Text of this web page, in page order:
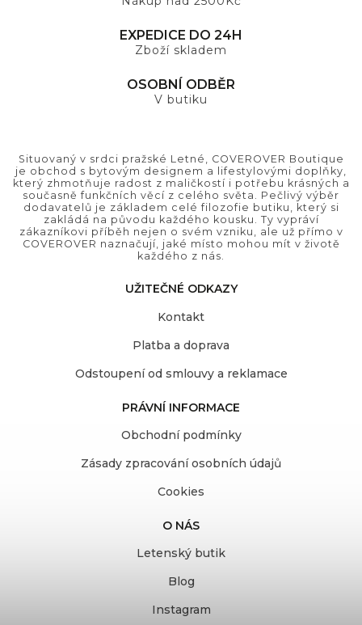
EXPEDICE DO 24H
Zboží skladem
OSOBNÍ ODBĚR
V butiku
Situovaný v srdci pražské Letné, COVEROVER Boutique
je obchod s bytovým designem a lifestylovými doplňky,
který zhmotňuje radost z maličkostí i potřebu krásných a
současně funkčních věcí z celého světa. Pečlivý výběr
dodavatelů je základem celé filozofie butiku, který si
zakládá na původu každého kousku. Ty vypráví
zákazníkovi příběh nejen o svém vzniku, ale už přímo v
COVEROVER naznačují, jaké místo mohou mít v životě
každého z nás.
UŽITEČNÉ ODKAZY
Kontakt
Platba a doprava
Odstoupení od smlouvy a reklamace
PRÁVNÍ INFORMACE
Obchodní podmínky
Zásady zpracování osobních údajů
Cookies
O NÁS
Letenský butik
Blog
Instagram